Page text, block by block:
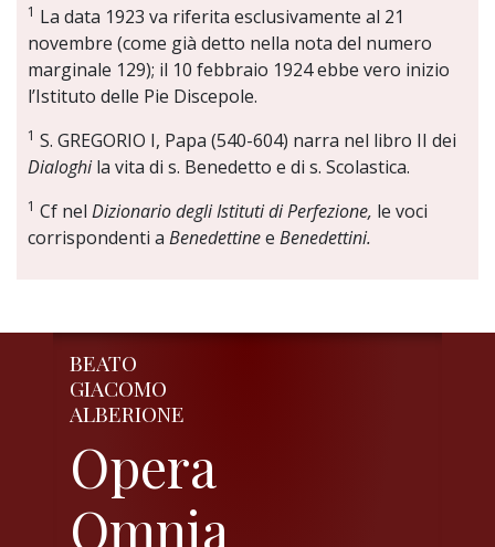
1 La data 1923 va riferita esclusivamente al 21
novembre (come già detto nella nota del numero
marginale 129); il 10 febbraio 1924 ebbe vero inizio
l’Istituto delle Pie Discepole.
1 S. GREGORIO I, Papa (540-604) narra nel libro II dei
Dialoghila vita di s. Benedetto e di s. Scolastica.
1 Cf nel Dizionario degli Istituti di Perfezione, le voci
corrispondenti a Benedettinee Benedettini.
BEATO
GIACOMO
ALBERIONE
Opera
Omnia